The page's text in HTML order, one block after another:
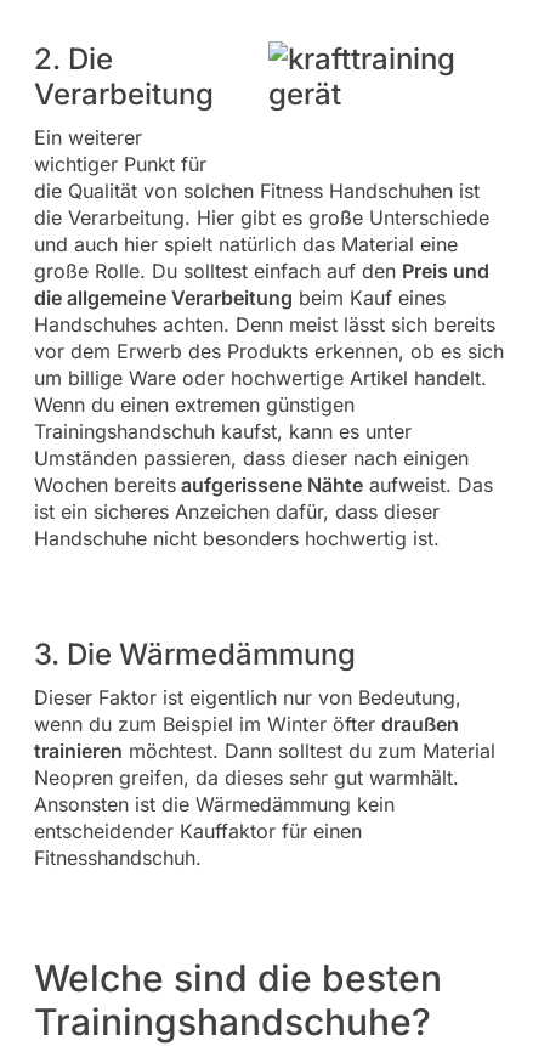
2. Die
Verarbeitung
Ein weiterer
wichtiger Punkt für
die Qualität von solchen Fitness Handschuhen ist
die Verarbeitung. Hier gibt es große Unterschiede
und auch hier spielt natürlich das Material eine
große Rolle. Du solltest einfach auf den Preis und
die allgemeine Verarbeitung beim Kauf eines
Handschuhes achten. Denn meist lässt sich bereits
vor dem Erwerb des Produkts erkennen, ob es sich
um billige Ware oder hochwertige Artikel handelt.
Wenn du einen extremen günstigen
Trainingshandschuh kaufst, kann es unter
Umständen passieren, dass dieser nach einigen
Wochen bereitsaufgerissene Nähteaufweist. Das
ist ein sicheres Anzeichen dafür, dass dieser
Handschuhe nicht besonders hochwertig ist.
3. Die Wärmedämmung
Dieser Faktor ist eigentlich nur von Bedeutung,
wenn du zum Beispiel im Winter öfter draußen
trainieren möchtest. Dann solltest du zum Material
Neopren greifen, da dieses sehr gut warmhält.
Ansonsten ist die Wärmedämmung kein
entscheidender Kauffaktor für einen
Fitnesshandschuh.
Welche sind die besten
Trainingshandschuhe?